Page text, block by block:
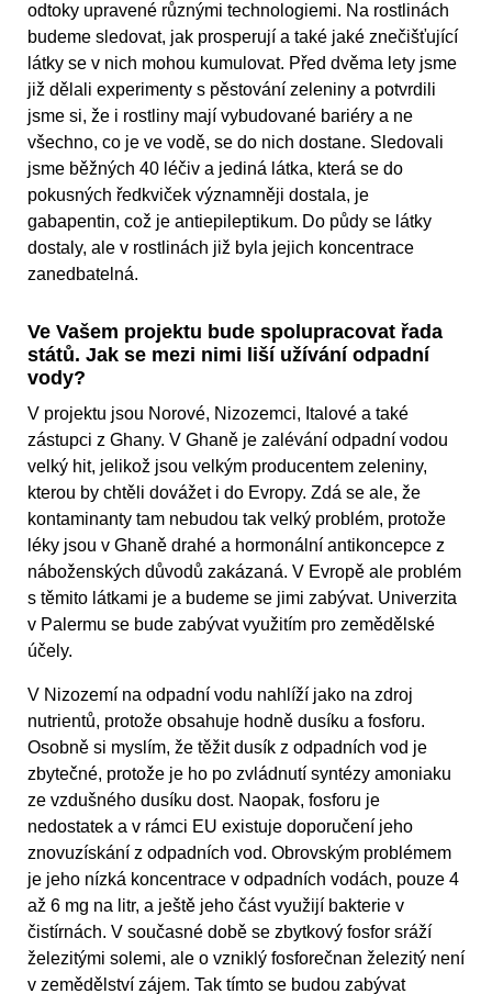
odtoky upravené různými technologiemi. Na rostlinách
budeme sledovat, jak prosperují a také jaké znečišťující
látky se v nich mohou kumulovat. Před dvěma lety jsme
již dělali experimenty s pěstování zeleniny a potvrdili
jsme si, že i rostliny mají vybudované bariéry a ne
všechno, co je ve vodě, se do nich dostane. Sledovali
jsme běžných 40 léčiv a jediná látka, která se do
pokusných ředkviček významněji dostala, je
gabapentin, což je antiepileptikum. Do půdy se látky
dostaly, ale v rostlinách již byla jejich koncentrace
zanedbatelná.
Ve Vašem projektu bude spolupracovat řada
států. Jak se mezi nimi liší užívání odpadní
vody?
V projektu jsou Norové, Nizozemci, Italové a také
zástupci z Ghany. V Ghaně je zalévání odpadní vodou
velký hit, jelikož jsou velkým producentem zeleniny,
kterou by chtěli dovážet i do Evropy. Zdá se ale, že
kontaminanty tam nebudou tak velký problém, protože
léky jsou v Ghaně drahé a hormonální antikoncepce z
náboženských důvodů zakázaná. V Evropě ale problém
s těmito látkami je a budeme se jimi zabývat. Univerzita
v Palermu se bude zabývat využitím pro zemědělské
účely.
V Nizozemí na odpadní vodu nahlíží jako na zdroj
nutrientů, protože obsahuje hodně dusíku a fosforu.
Osobně si myslím, že těžit dusík z odpadních vod je
zbytečné, protože je ho po zvládnutí syntézy amoniaku
ze vzdušného dusíku dost. Naopak, fosforu je
nedostatek a v rámci EU existuje doporučení jeho
znovuzískání z odpadních vod. Obrovským problémem
je jeho nízká koncentrace v odpadních vodách, pouze 4
až 6 mg na litr, a ještě jeho část využijí bakterie v
čistírnách. V současné době se zbytkový fosfor sráží
železitými solemi, ale o vzniklý fosforečnan železitý není
v zemědělství zájem. Tak tímto se budou zabývat